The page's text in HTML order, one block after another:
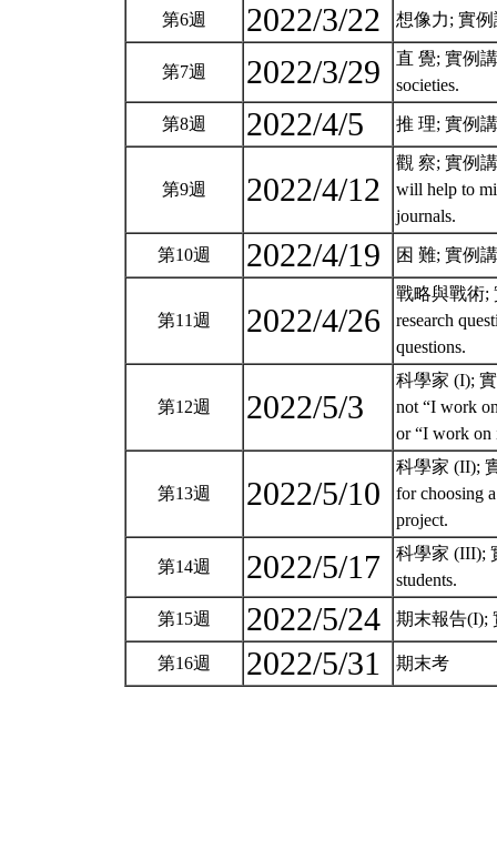
第6週 2022/3/22 想像力; 實例
第7週 2022/3/29
直 覺; 實例講
societies.
第8週 2022/4/5 推 理; 實例
第9週 2022/4/12
觀 察; 實例講
will help to
journals.
第10週 2022/4/19 困 難; 實例
第11週 2022/4/26
戰略與戰術;
research
questions.
第12週 2022/5/3
科學家 (I); 實
not “I work
or “I work on
第13週 2022/5/10
科學家 (II);
for choosing
project.
第14週 2022/5/17
科學家 (III);
students.
第15週 2022/5/24 期末報告(I);
第16週 2022/5/31 期末考